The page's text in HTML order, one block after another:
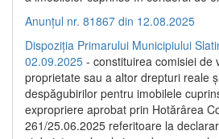
Anunțul nr. 81867 din 12.08.2025
Dispoziția Primarului Municipiului
02.09.2025 - constituirea comisiei de
proprietate sau a altor drepturi reale
despăgubirilor pentru imobilele
expropriere aprobat prin Hotărârea
261/25.06.2025 referitoare la